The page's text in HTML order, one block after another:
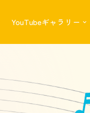
YouTubeギャラリー